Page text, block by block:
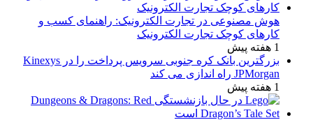
هوش مصنوعی در تجارت الکترونیک: راهنمای کسب و
کارهای کوچک تجارت الکترونیک
1 هفته پیش
بزرگترین بانک کره جنوبی سرویس پرداخت را در Kinexys
JPMorgan راه اندازی می کند
1 هفته پیش